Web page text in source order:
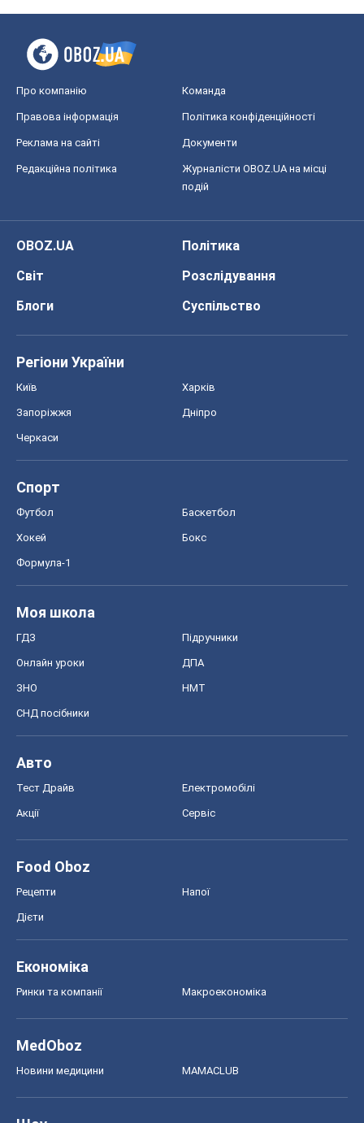
Про компанію Команда
Правова інформація Політика конфіденційності
Реклама на сайті Документи
Редакційна політика
Журналісти OBOZ.UA на місці
подій
OBOZ.UA
Політика
Світ
Розслідування
Блоги
Суспільство
Регіони України
Київ Харків
Запоріжжя Дніпро
Черкаси
Спорт
Футбол Баскетбол
Хокей Бокс
Формула-1
Моя школа
ГДЗ Підручники
Онлайн уроки ДПА
ЗНО НМТ
СНД посібники
Авто
Тест Драйв Електромобілі
Акції Сервіс
Food Oboz
Рецепти Напої
Дієти
Економіка
Ринки та компанії Макроекономіка
MedOboz
Новини медицини MAMACLUB